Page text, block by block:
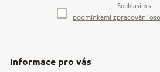
Informace pro vás
Souhlasím s
podmínkami zpracování